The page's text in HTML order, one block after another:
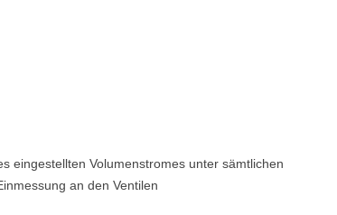
eingestellten Volumenstromes unter sämtlichen
an den Ventilen